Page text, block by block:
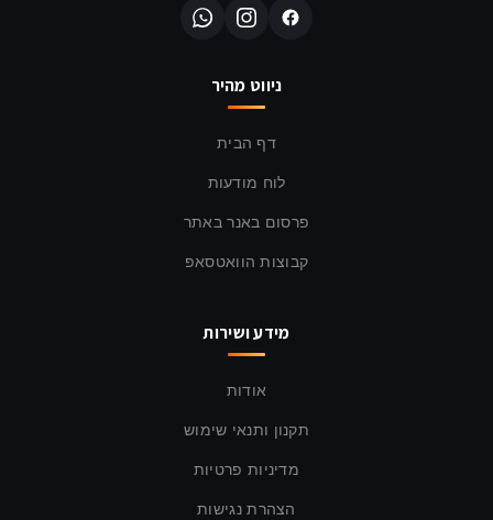
ניווט מהיר
דף הבית
לוח מודעות
פרסום באנר באתר
קבוצות הוואטסאפ
מידע ושירות
אודות
תקנון ותנאי שימוש
מדיניות פרטיות
הצהרת נגישות